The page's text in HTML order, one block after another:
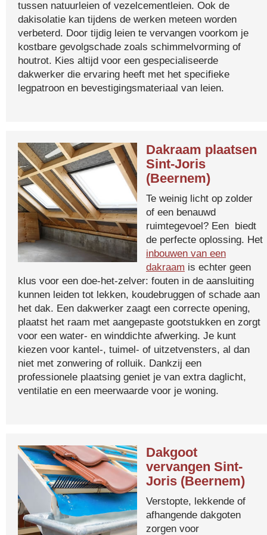
tussen natuurleien of vezelcementleien. Ook de
dakisolatie kan tijdens de werken meteen worden
verbeterd. Door tijdig leien te vervangen voorkom je
kostbare gevolgschade zoals schimmelvorming of
houtrot. Kies altijd voor een gespecialiseerde
dakwerker die ervaring heeft met het specifieke
legpatroon en bevestigingsmateriaal van leien.
Dakraam plaatsen
Sint-Joris
(Beernem)
Te weinig licht op zolder
of een benauwd
ruimtegevoel? Een biedt
de perfecte oplossing. Het
inbouwen van een
dakraam is echter geen
klus voor een doe-het-zelver: fouten in de aansluiting
kunnen leiden tot lekken, koudebruggen of schade aan
het dak. Een dakwerker zaagt een correcte opening,
plaatst het raam met aangepaste gootstukken en zorgt
voor een water- en winddichte afwerking. Je kunt
kiezen voor kantel-, tuimel- of uitzetvensters, al dan
niet met zonwering of rolluik. Dankzij een
professionele plaatsing geniet je van extra daglicht,
ventilatie en een meerwaarde voor je woning.
Dakgoot
vervangen Sint-
Joris (Beernem)
Verstopte, lekkende of
afhangende dakgoten
zorgen voor